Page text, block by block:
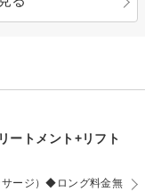
ートメント+リフト
ージ）◆ロング料金無